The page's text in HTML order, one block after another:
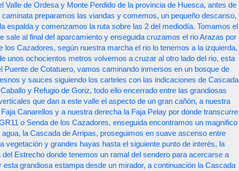
Valle de Ordesa y Monte Perdido de la provincia de Huesca, antes de
preparamos las viandas y comemos, un pequeño descanso,
espalda y comenzamos la ruta sobre las 2 del mediodía. Tomamos el
sale al final del aparcamiento y enseguida cruzamos el rio Arazas por
los Cazadores, según nuestra marcha el rio lo tenemos a la izquierda,
unos ochocientos metros volvemos a cruzar al otro lado del rio, esta
Puente de Cotatuero, vamos caminando inmersos en un bosque de
y sauces siguiendo los carteles con las indicaciones de Cascada
y Refugio de Goriz, todo ello encerrado entre las grandiosas
que dan a este valle el aspecto de un gran cañón, a nuestra
Canarellos y a nuestra derecha la Faja Pelay por donde transcurre
o Senda de los Cazadores, enseguida encontramos un magnifico
agua, la Cascada de Arripas, proseguimos en suave ascenso entre
vegetación y grandes hayas hasta el siguiente punto de interés, la
del Estrecho donde tenemos un ramal del sendero para acercarse a
esta grandiosa estampa desde un mirador, a continuación la Cascada